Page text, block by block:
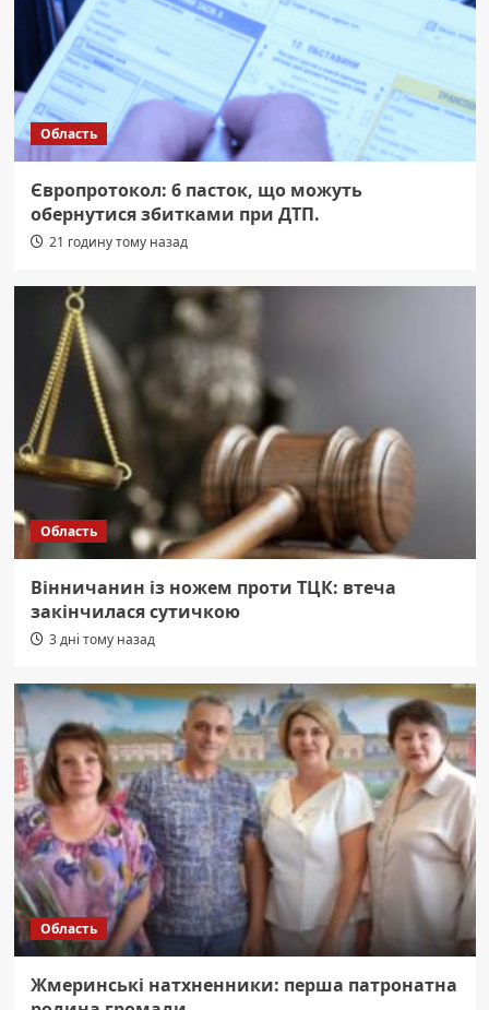
Область
Європротокол: 6 пасток, що можуть
обернутися збитками при ДТП.
21 годину тому назад
Область
Вінничанин із ножем проти ТЦК: втеча
закінчилася сутичкою
3 дні тому назад
Область
Жмеринські натхненники: перша патронатна